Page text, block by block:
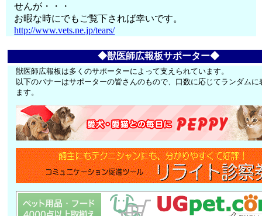
せんが・・・
お暇な時にでもご覧下されば幸いです。
http://www.vets.ne.jp/tears/
◆獣医師広報板サポーター◆
獣医師広報板は多くのサポーターによって支えられています。
以下のバナーはサポーターの皆さんのもので、口数に応じてランダムに
ます。